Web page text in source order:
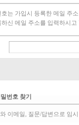
호는 가입시 등록한 메일 주
하신 메일 주소를 입력하시
번호 찾기
이메일, 질문/답변으로 임